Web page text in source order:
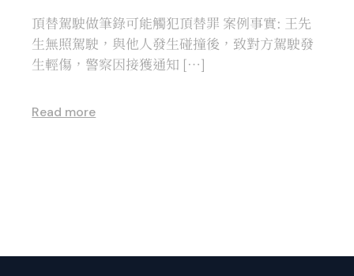
頂替駕駛做筆錄可能觸犯頂替罪 案例事實: 王先
生無照駕駛，與他人發生碰撞後，致對方駕駛發
生輕傷，警察因接獲通知 […]
Read more